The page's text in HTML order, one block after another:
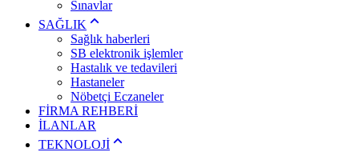
Sınavlar
SAĞLIK
Sağlık haberleri
SB elektronik işlemler
Hastalık ve tedavileri
Hastaneler
Nöbetçi Eczaneler
FİRMA REHBERİ
İLANLAR
TEKNOLOJİ